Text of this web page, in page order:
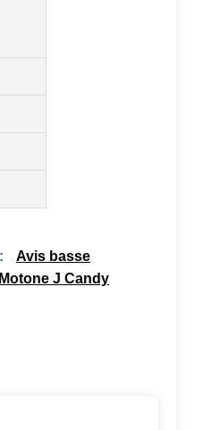
Avis basse
J Candy